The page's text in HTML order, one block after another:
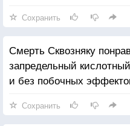
Сохранить
Смерть Сквозняку
запредельный
и без побочных
Сохранить